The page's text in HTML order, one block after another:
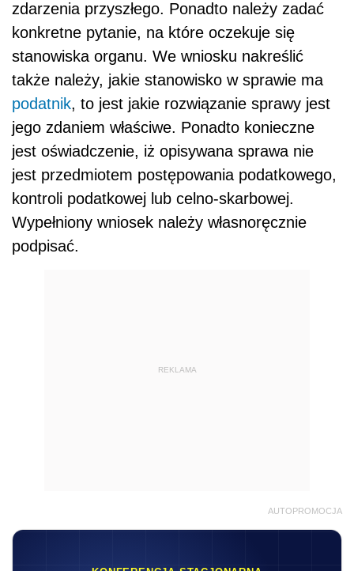
zdarzenia przyszłego. Ponadto należy zadać
konkretne pytanie, na które oczekuje się
stanowiska organu. We wniosku nakreślić
także należy, jakie stanowisko w sprawie ma
podatnik, to jest jakie rozwiązanie sprawy jest
jego zdaniem właściwe. Ponadto konieczne
jest oświadczenie, iż opisywana sprawa nie
jest przedmiotem postępowania podatkowego,
kontroli podatkowej lub celno-skarbowej.
Wypełniony wniosek należy własnoręcznie
podpisać.
REKLAMA
AUTOPROMOCJA